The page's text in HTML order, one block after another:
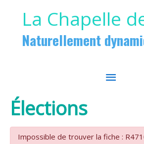
La Chapelle
Naturellement
MENU
Élections
Impossible de trouver la fiche :